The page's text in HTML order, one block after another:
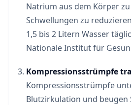
Natrium aus dem Körper
Schwellungen zu
1,5 bis 2 Litern Wasser
Nationale Institut für
Kompressionsstrümpfe
Kompressionsstrümpfe
Blutzirkulation und beugen